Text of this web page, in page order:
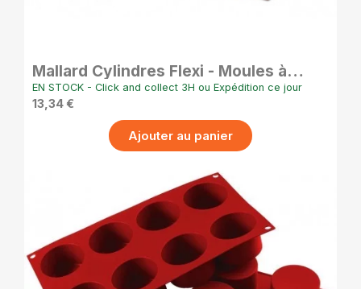
Mallard Cylindres Flexi - Moules à
Cylindres en Silicone - 6 cm
EN STOCK - Click and collect 3H ou Expédition ce jour
13,34 €
Ajouter au panier